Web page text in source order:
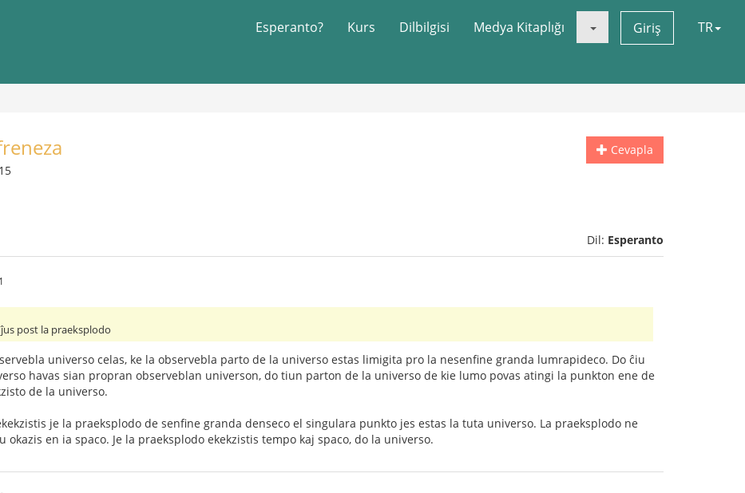
Esperanto? Kurs Dilbilgisi Medya Kitaplığı Giriş TR
Cevapla
Dil: Esperanto
post la praeksplodo
universo celas, ke la observebla parto de la universo estas limigita pro la nesenfine granda lumrapideco. Do ĉiu
havas sian propran observeblan universon, do tiun parton de la universo de kie lumo povas atingi la punkton ene de
de la universo.
je la praeksplodo de senfine granda denseco el singulara punkto jes estas la tuta universo. La praeksplodo ne
okazis en ia spaco. Je la praeksplodo ekekzistis tempo kaj spaco, do la universo.